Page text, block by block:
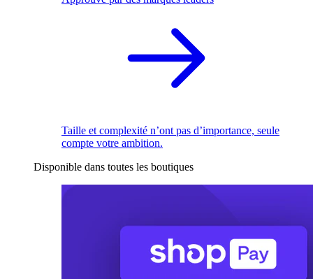
Taille et complexité n’ont pas d’importance, seule
compte votre ambition.
Disponible dans toutes les boutiques